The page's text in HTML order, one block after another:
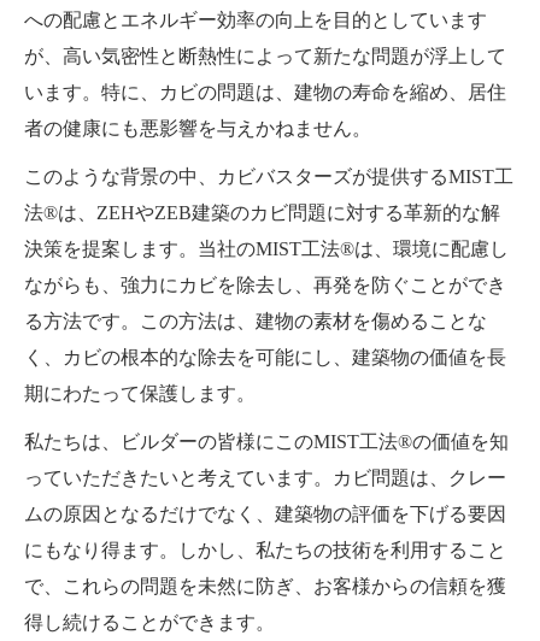
への配慮とエネルギー効率の向上を目的としています
が、高い気密性と断熱性によって新たな問題が浮上して
います。特に、カビの問題は、建物の寿命を縮め、居住
者の健康にも悪影響を与えかねません。
このような背景の中、カビバスターズが提供するMIST工
法®は、ZEHやZEB建築のカビ問題に対する革新的な解
決策を提案します。当社のMIST工法®は、環境に配慮し
ながらも、強力にカビを除去し、再発を防ぐことができ
る方法です。この方法は、建物の素材を傷めることな
く、カビの根本的な除去を可能にし、建築物の価値を長
期にわたって保護します。
私たちは、ビルダーの皆様にこのMIST工法®の価値を知
っていただきたいと考えています。カビ問題は、クレー
ムの原因となるだけでなく、建築物の評価を下げる要因
にもなり得ます。しかし、私たちの技術を利用すること
で、これらの問題を未然に防ぎ、お客様からの信頼を獲
得し続けることができます。